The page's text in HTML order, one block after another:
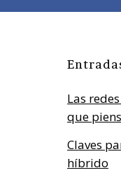
Las
que
Claves
híbrido